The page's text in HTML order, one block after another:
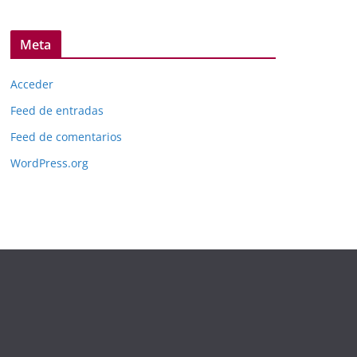
Meta
Acceder
Feed de entradas
Feed de comentarios
WordPress.org